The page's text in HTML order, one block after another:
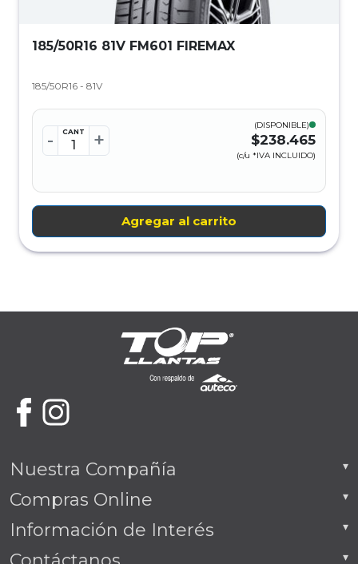
185/50R16 81V FM601 FIREMAX
185/50R16 - 81V
- CANT +
(DISPONIBLE)
$238.465
(c/u *IVA INCLUIDO)
Agregar al carrito
Nuestra Compañía
Compras Online
Información de Interés